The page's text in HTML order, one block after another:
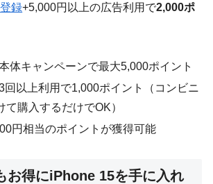
録+5,000円以上の広告利用で2,000ポ
体キャンペーンで最大5,000ポイント
回以上利用で1,000ポイント（コンビニ
て購入するだけでOK）
円相当のポイントが獲得可能
お得にiPhone 15を手に入れ